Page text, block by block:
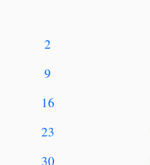
2
9
16
23
30